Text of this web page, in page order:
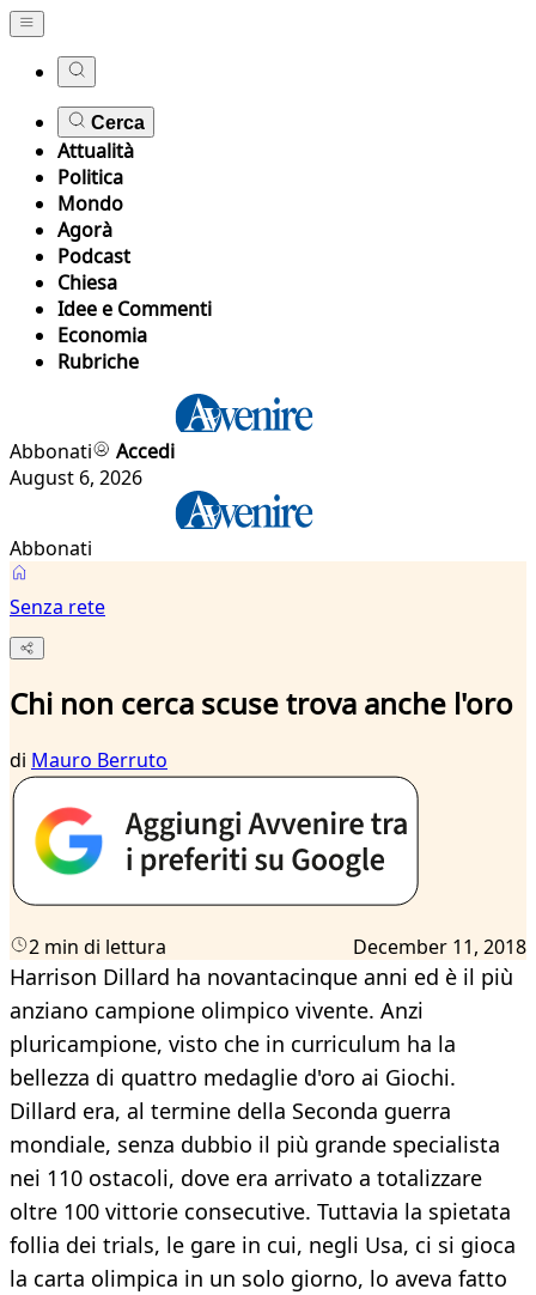
Cerca
Attualità
Politica
Mondo
Agorà
Podcast
Chiesa
Idee e Commenti
Economia
Rubriche
Abbonati
Accedi
August 6, 2026
Abbonati
Senza rete
Chi non cerca scuse trova anche l'oro
di Mauro Berruto
2 min di lettura December 11, 2018
Harrison Dillard ha novantacinque anni ed è il più
anziano campione olimpico vivente. Anzi
pluricampione, visto che in curriculum ha la
bellezza di quattro medaglie d'oro ai Giochi.
Dillard era, al termine della Seconda guerra
mondiale, senza dubbio il più grande specialista
nei 110 ostacoli, dove era arrivato a totalizzare
oltre 100 vittorie consecutive. Tuttavia la spietata
follia dei trials, le gare in cui, negli Usa, ci si gioca
la carta olimpica in un solo giorno, lo aveva fatto